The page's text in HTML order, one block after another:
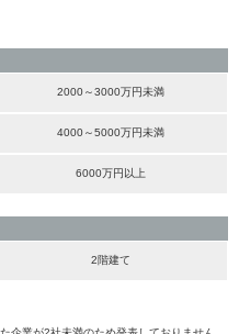
2000～3000万円未満
4000～5000万円未満
6000万円以上
2階建て